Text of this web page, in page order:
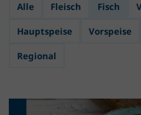
Alle Fleisch Fisch
Hauptspeise Vorspeise
Regional